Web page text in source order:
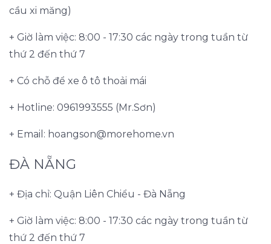
cầu xi măng)
+ Giờ làm việc: 8:00 - 17:30 các ngày trong tuần từ
thứ 2 đến thứ 7
+ Có chỗ để xe ô tô thoải mái
+ Hotline: 0961993555 (Mr.Sơn)
+ Email: hoangson@morehome.vn
ĐÀ NẴNG
+ Địa chỉ: Quận Liên Chiểu - Đà Nẵng
+ Giờ làm việc: 8:00 - 17:30 các ngày trong tuần từ
thứ 2 đến thứ 7